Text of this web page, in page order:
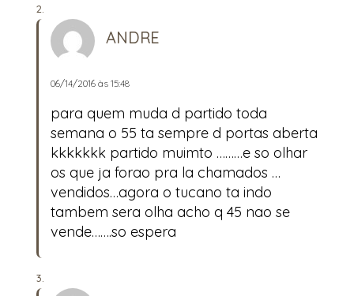
ANDRE
06/14/2016 às 15:48
para quem muda d partido toda
semana o 55 ta sempre d portas aberta
kkkkkkk partido muimto ………e so olhar
os que ja forao pra la chamados …
vendidos…agora o tucano ta indo
tambem sera olha acho q 45 nao se
vende…….so espera